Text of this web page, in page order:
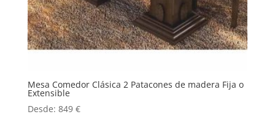
Mesa Comedor Clásica 2 Patacones de madera Fija o
Extensible
Desde: 849 €